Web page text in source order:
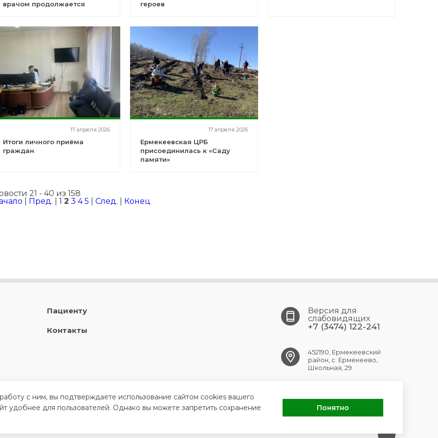
врачом продолжается героев
17 апреля 2026
Итоги личного приёма
граждан
17 апреля 2026
Ермекеевская ЦРБ
присоединилась к «Саду
памяти»
21 - 40 из 158
Пред. 1 2 3 4 5 След. Конец
Пациенту
Контакты
Версия для
слабовидящих
+7 (3474) 122-241
452190, Ермекеевский
район, с. Ермекеево,
Школьная, 29
с ним, вы подтверждаете использование сайтом cookies вашего
удобнее для пользователей. Однако вы можете запретить сохранение
Понятно